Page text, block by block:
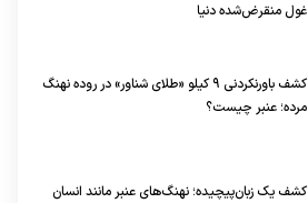
غول منقرض‌شده دنیا
کشف باورنکردنی ۹ کیلو «طلای شناور» در روده نهنگ
مرده؛ عنبر چیست؟
کشف یک زبان‌پیچیده؛ نهنگ‌های عنبر مانند انسان